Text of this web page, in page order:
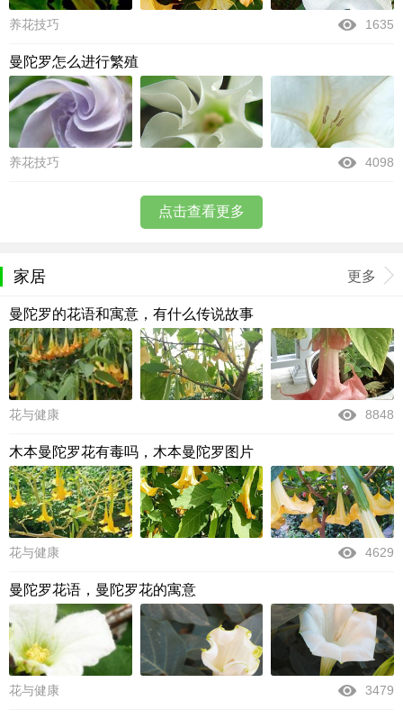
养花技巧 1635
曼陀罗怎么进行繁殖
养花技巧 4098
点击查看更多
家居 更多
曼陀罗的花语和寓意，有什么传说故事
花与健康 8848
木本曼陀罗花有毒吗，木本曼陀罗图片
花与健康 4629
曼陀罗花语，曼陀罗花的寓意
花与健康 3479